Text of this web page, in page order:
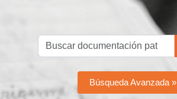
Búsqueda Avanzada »